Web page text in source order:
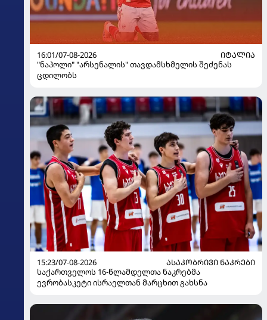
16:01/07-08-2026
ᲘᲢᲐᲚᲘᲐ
"ნაპოლი" "არსენალის" თავდამსხმელის შეძენას
ცდილობს
15:23/07-08-2026
ᲐᲡᲐᲙᲝᲑᲠᲘᲕᲘ ᲜᲐᲙᲠᲔᲑᲘ
საქართველოს 16-წლამდელთა ნაკრებმა
ევრობასკეტი ისრაელთან მარცხით გახსნა